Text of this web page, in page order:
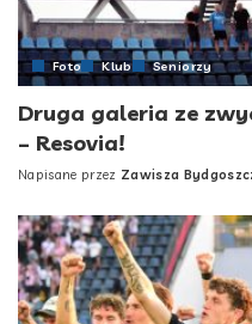
Foto Klub Seniorzy
Druga galeria ze
– Resovia!
Posted
Napisane przez Zawisza